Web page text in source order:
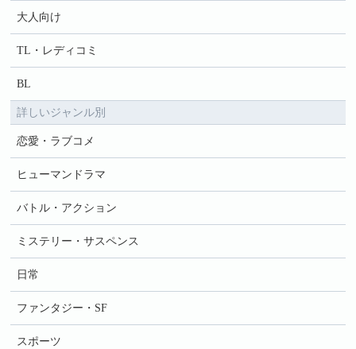
大人向け
TL・レディコミ
BL
詳しいジャンル別
恋愛・ラブコメ
ヒューマンドラマ
バトル・アクション
ミステリー・サスペンス
日常
ファンタジー・SF
スポーツ